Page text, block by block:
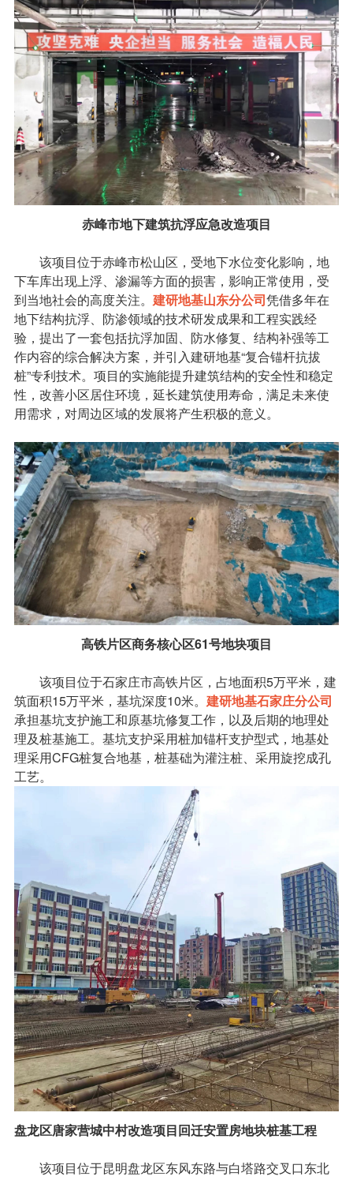
赤峰市地下建筑抗浮应急改造项目
该项目位于赤峰市松山区，受地下水位变化影响，地
下车库出现上浮、渗漏等方面的损害，影响正常使用，受
到当地社会的高度关注。 建研地基山东分公司凭借多年在
地下结构抗浮、防渗领域的技术研发成果和工程实践经
验，提出了一套包括抗浮加固、防水修复、结构补强等工
作内容的综合解决方案，并引入建研地基“复合锚杆抗拔
桩”专利技术。项目的实施能提升建筑结构的安全性和稳定
性，改善小区居住环境，延长建筑使用寿命，满足未来使
用需求，对周边区域的发展将产生积极的意义。
高铁片区商务核心区61号地块项目
该项目位于石家庄市高铁片区，占地面积5万平米，建
筑面积15万平米，基坑深度10米。 建研地基石家庄分公司
承担基坑支护施工和原基坑修复工作，以及后期的地理处
理及桩基施工。基坑支护采用桩加锚杆支护型式，地基处
理采用CFG桩复合地基，桩基础为灌注桩、采用旋挖成孔
工艺。
盘龙区唐家营城中村改造项目回迁安置房地块桩基工程
该项目位于昆明盘龙区东风东路与白塔路交叉口东北